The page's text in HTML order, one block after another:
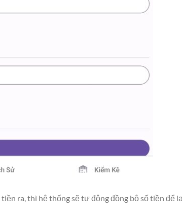
ra, thì hệ thống sẽ tự động đồng bộ số tiền để